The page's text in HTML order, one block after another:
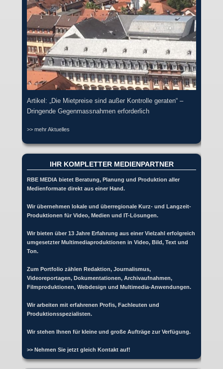
Artikel: „Die Mietpreise sind außer Kontrolle geraten“ –
Dringende Gegenmassnahmen erforderlich
>> mehr Aktuelles
IHR KOMPLETTER MEDIENPARTNER
RBE MEDIA bietet Beratung, Planung und Produktion aller
Medienformate direkt aus einer Hand.
Wir übernehmen lokale und überregionale Kurz- und Langzeit-
Produktionen für Video, Medien und IT-Lösungen.
Wir bieten über 13 Jahre Erfahrung aus einer Vielzahl erfolgreich
umgesetzter Multimediaproduktionen in Video, Bild, Text und
Ton.
Zum Portfolio zählen Redaktion, Journalismus,
Videoreportagen, Dokumentationen, Archivaufnahmen,
Filmproduktionen, Webdesign und Multimedia-Anwendungen.
Wir arbeiten mit erfahrenen Profis, Fachleuten und
Produktionsspezialisten.
Wir stehen Ihnen für kleine und große Aufträge zur Verfügung.
>> Nehmen Sie jetzt gleich Kontakt auf!